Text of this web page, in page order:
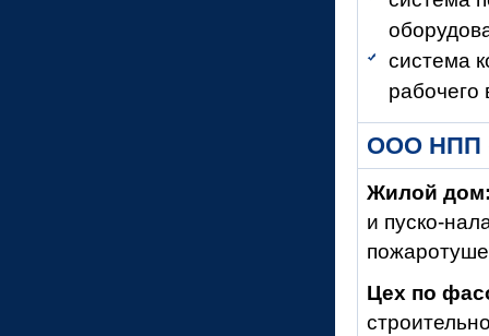
система
рабочего
ООО НПП
Жилой
и пуско-
Цех по